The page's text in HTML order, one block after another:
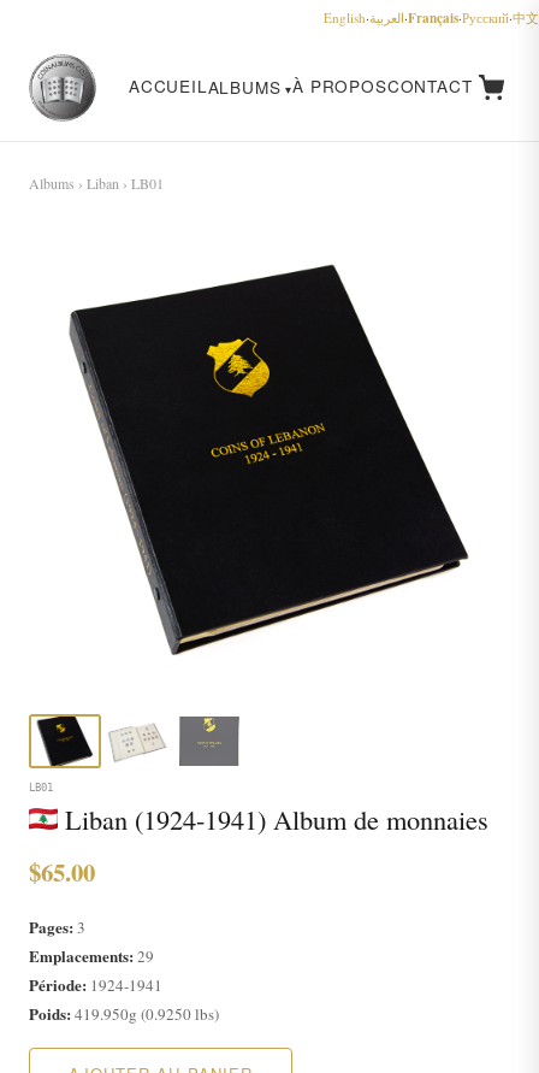
English·العربية·Français·Русский·中文
ACCUEILALBUMS À PROPOSCONTACT
Albums › Liban › LB01
LB01
Liban (1924-1941) Album de monnaies
$65.00
Pages: 3
Emplacements:29
Période: 1924-1941
Poids:419.950g (0.9250 lbs)